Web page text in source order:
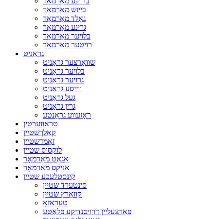
בייזש מאַרמאָר
גאָלד מאַרמאָר
גרינע מאַרמאָר
בלויער מאַרמאָר
רויטער מאַרמאָר
גראַניט
שוואַרצער גראַניט
בלויער גראַניט
גרויער גראַניט
ווייסע גראַניט
געל גראַניט
גרין גראַניט
ראָזעווע גראַנטע
טראַווערטין
קאַלךשטיין
זאַמדשטיין
לוקסוס שטיין
אַגאַט מאַרמאָר
אָניקס מאַרמאָר
קינסטלעכע שטיין
סינטערד שטיין
קוואַרץ שטיין
טעראַזאָ
פּאָרצעליין דרויסנדיקע פּלאַטע